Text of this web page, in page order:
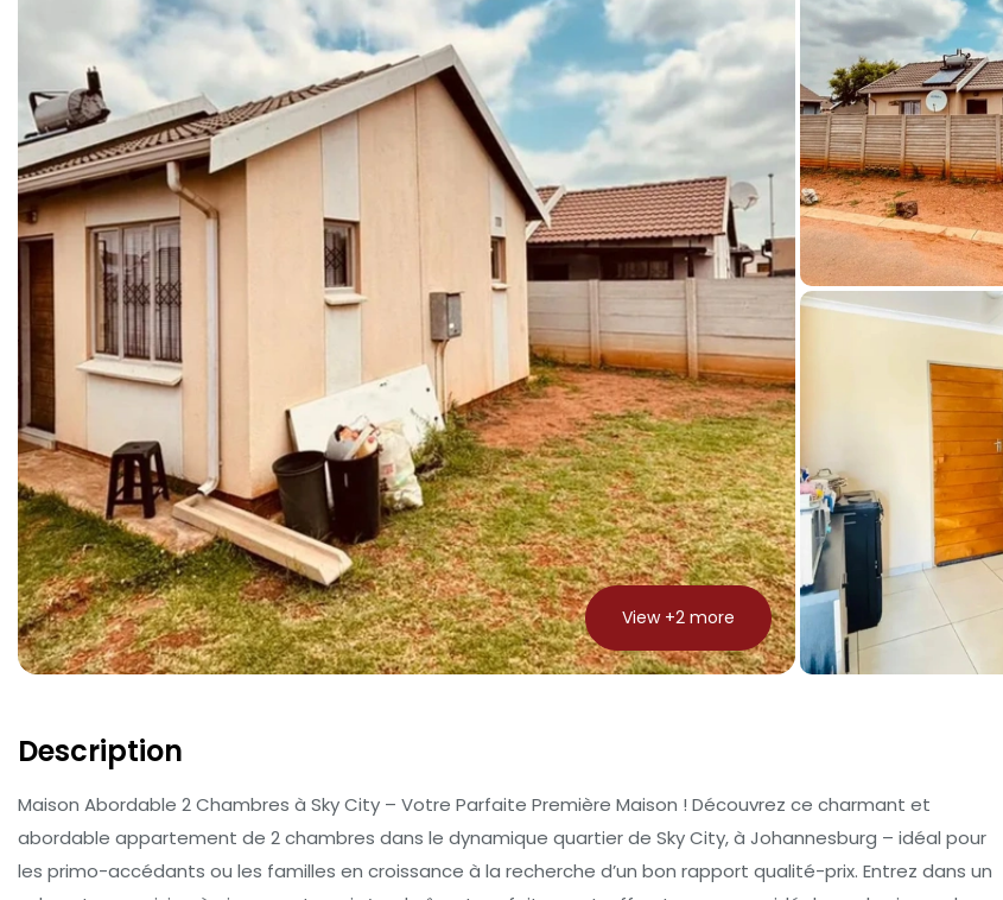
View +2 more
Description
Maison Abordable 2 Chambres à Sky City – Votre Parfaite Première Maison ! Découvrez ce charmant et
abordable appartement de 2 chambres dans le dynamique quartier de Sky City, à Johannesburg – idéal pour
les primo-accédants ou les familles en croissance à la recherche d’un bon rapport qualité-prix. Entrez dans un